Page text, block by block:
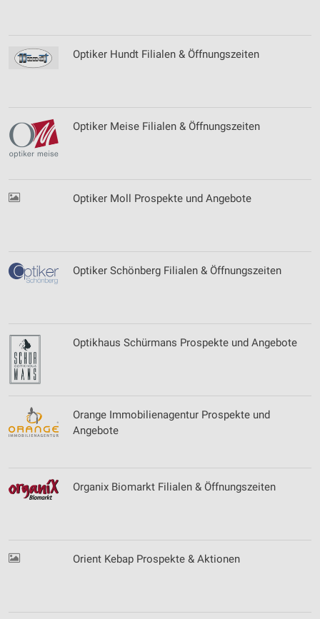
Optiker Hundt Filialen & Öffnungszeiten
Optiker Meise Filialen & Öffnungszeiten
Optiker Moll Prospekte und Angebote
Optiker Schönberg Filialen & Öffnungszeiten
Optikhaus Schürmans Prospekte und Angebote
Orange Immobilienagentur Prospekte und
Angebote
Organix Biomarkt Filialen & Öffnungszeiten
Orient Kebap Prospekte & Aktionen